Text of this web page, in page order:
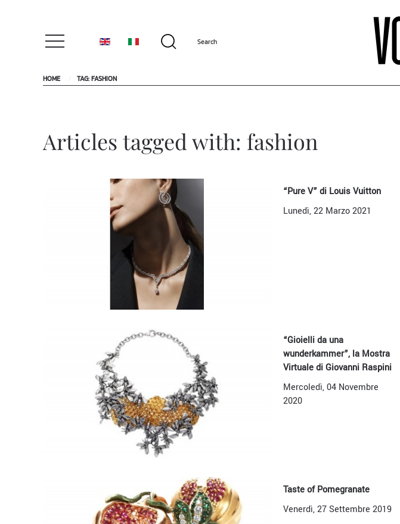
HOME TAG: FASHION
Articles tagged with: fashion
“Pure V” di Louis Vuitton
Lunedì, 22 Marzo 2021
“Gioielli da una
wunderkammer”, la Mostra
Virtuale di Giovanni Raspini
Mercoledì, 04 Novembre
2020
Taste of Pomegranate
Venerdì, 27 Settembre 2019